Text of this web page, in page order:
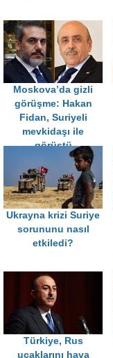
Moskova’da gizli
görüşme: Hakan
Fidan, Suriyeli
mevkidaşı ile
görüştü
Ukrayna krizi Suriye
sorununu nasıl
etkiledi?
Türkiye, Rus
uçaklarını hava